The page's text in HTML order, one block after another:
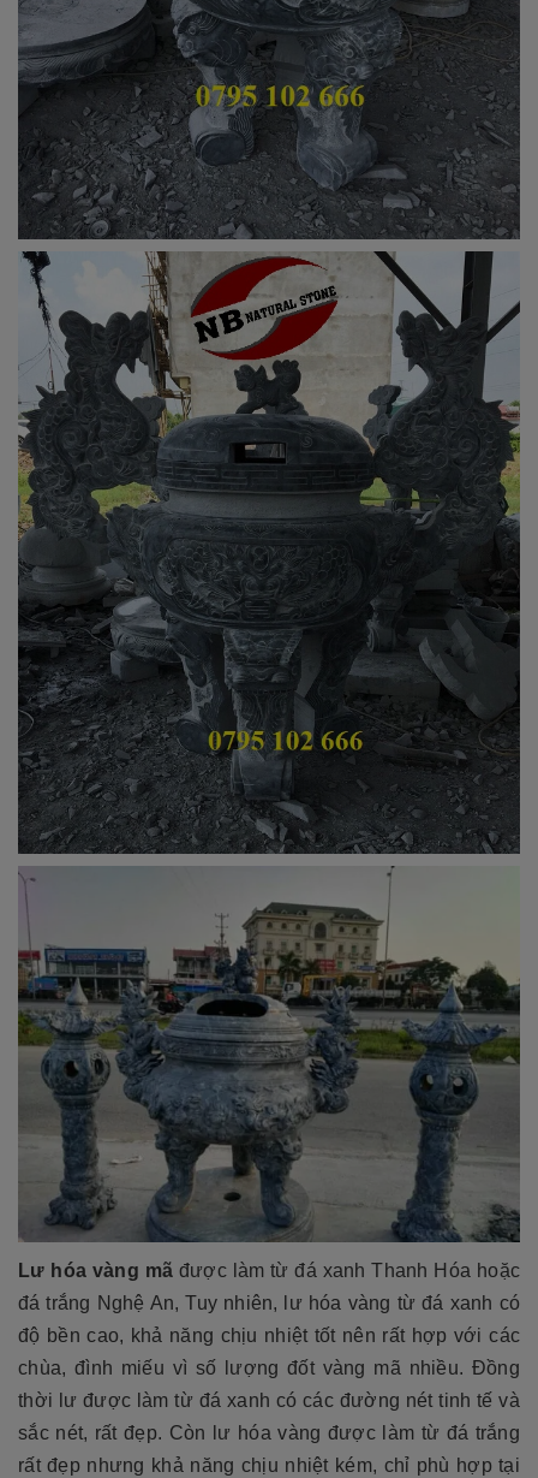
Lư hóa vàng mã được làm từ đá xanh Thanh Hóa hoặc
đá trắng Nghệ An, Tuy nhiên, lư hóa vàng từ đá xanh có
độ bền cao, khả năng chịu nhiệt tốt nên rất hợp với các
chùa, đình miếu vì số lượng đốt vàng mã nhiều. Đồng
thời lư được làm từ đá xanh có các đường nét tinh tế và
sắc nét, rất đẹp. Còn lư hóa vàng được làm từ đá trắng
rất đẹp nhưng khả năng chịu nhiệt kém, chỉ phù hợp tại